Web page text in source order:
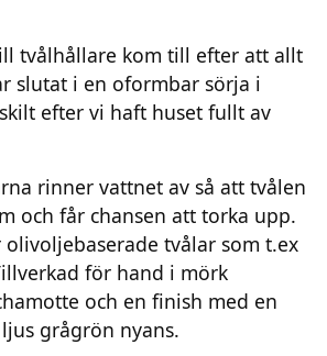
tvålhållare kom till efter att allt
slutat i en oformbar sörja i
efter vi haft huset fullt av
rinner vattnet av så att tvålen
och får chansen att torka upp.
tvålar som t.ex
för hand i mörk
och en finish med en
grågrön nyans.